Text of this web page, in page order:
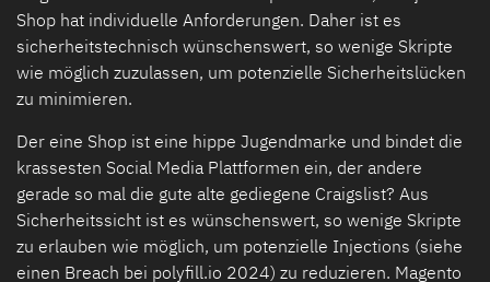
Shop hat individuelle Anforderungen. Daher ist es
sicherheitstechnisch wünschenswert, so wenige Skripte
wie möglich zuzulassen, um potenzielle Sicherheitslücken
zu minimieren.
Der eine Shop ist eine hippe Jugendmarke und bindet die
krassesten Social Media Plattformen ein, der andere
gerade so mal die gute alte gediegene Craigslist? Aus
Sicherheitssicht ist es wünschenswert, so wenige Skripte
zu erlauben wie möglich, um potenzielle Injections (siehe
einen Breach bei polyfill.io 2024) zu reduzieren. Magento